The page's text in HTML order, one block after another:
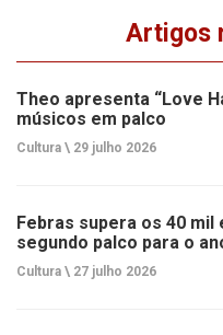
Artigos
Theo apresenta “Love
músicos em palco
Cultura \ 29 julho 2026
Febras supera os 40
segundo palco para o
Cultura \ 27 julho 2026